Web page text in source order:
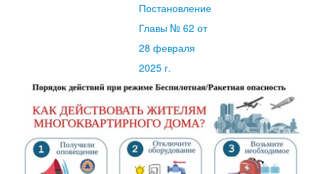
Постановление
Главы № 62 от
28 февраля
2025 г.